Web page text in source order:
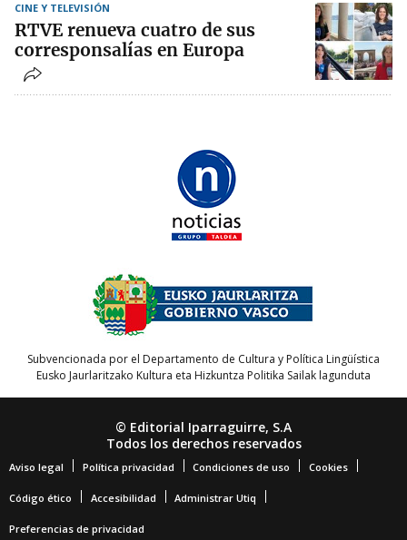
CINE Y TELEVISIÓN
RTVE renueva cuatro de sus
corresponsalías en Europa
Subvencionada por el Departamento de Cultura y Política Lingüística
Eusko Jaurlaritzako Kultura eta Hizkuntza Politika Sailak lagunduta
© Editorial Iparraguirre, S.A
Todos los derechos reservados
Aviso legal Política privacidad Condiciones de uso Cookies
Código ético Accesibilidad Administrar Utiq
Preferencias de privacidad